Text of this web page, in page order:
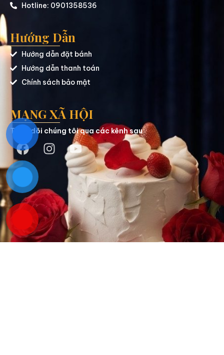
Hotline: 0901358536
Hướng Dẫn
Hướng dẫn đặt bánh
Hướng dẫn thanh toán
Chính sách bảo mật
MẠNG XÃ HỘI
Theo dõi chúng tôi qua các kênh sau